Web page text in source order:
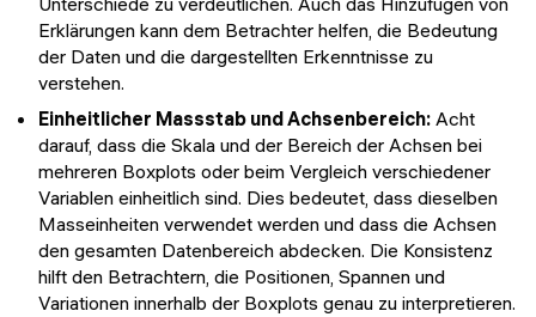
Erklärungen kann dem Betrachter helfen, die Bedeutung
der Daten und die dargestellten Erkenntnisse zu
verstehen.
Einheitlicher Massstab und Achsenbereich: Acht
darauf, dass die Skala und der Bereich der Achsen bei
mehreren Boxplots oder beim Vergleich verschiedener
Variablen einheitlich sind. Dies bedeutet, dass dieselben
Masseinheiten verwendet werden und dass die Achsen
den gesamten Datenbereich abdecken. Die Konsistenz
hilft den Betrachtern, die Positionen, Spannen und
Variationen innerhalb der Boxplots genau zu interpretieren.